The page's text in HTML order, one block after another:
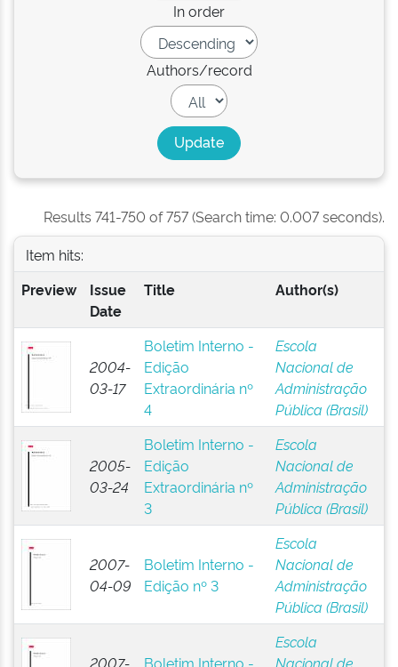
In order
Authors/record
Results 741-750 of 757 (Search time: 0.007 seconds).
Item hits:
Preview
Issue
Date
Title Author(s)
2004-
03-17
Boletim Interno -
Edição
Extraordinária nº
4
Escola
Nacional de
Administração
Pública (Brasil)
2005-
03-24
Boletim Interno -
Edição
Extraordinária nº
3
Escola
Nacional de
Administração
Pública (Brasil)
2007-
04-09
Boletim Interno -
Edição nº 3
Escola
Nacional de
Administração
Pública (Brasil)
2007- Boletim Interno -
Escola
Nacional de